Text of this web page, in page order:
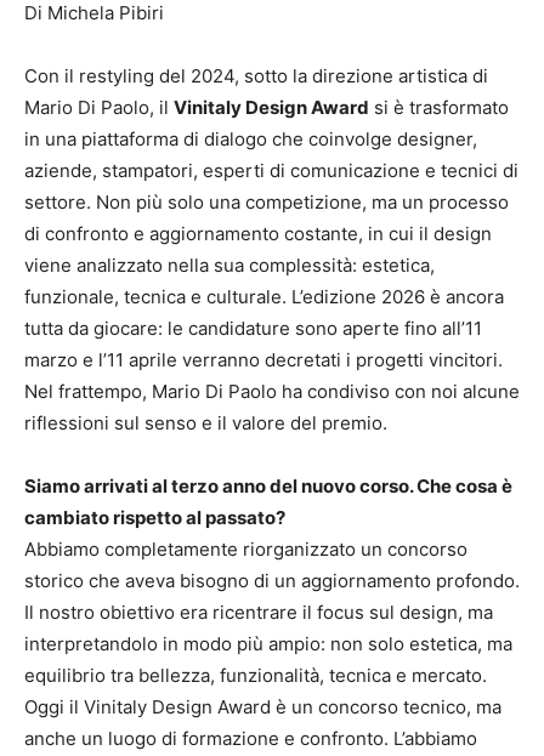
Di Michela Pibiri
Con il restyling del 2024, sotto la direzione artistica di
Mario Di Paolo, il Vinitaly Design Award si è trasformato
in una piattaforma di dialogo che coinvolge designer,
aziende, stampatori, esperti di comunicazione e tecnici di
settore. Non più solo una competizione, ma un processo
di confronto e aggiornamento costante, in cui il design
viene analizzato nella sua complessità: estetica,
funzionale, tecnica e culturale. L’edizione 2026 è ancora
tutta da giocare: le candidature sono aperte fino all’11
marzo e l’11 aprile verranno decretati i progetti vincitori.
Nel frattempo, Mario Di Paolo ha condiviso con noi alcune
riflessioni sul senso e il valore del premio.
Siamo arrivati al terzo anno del nuovo corso. Che cosa è
cambiato rispetto al passato?
Abbiamo completamente riorganizzato un concorso
storico che aveva bisogno di un aggiornamento profondo.
Il nostro obiettivo era ricentrare il focus sul design, ma
interpretandolo in modo più ampio: non solo estetica, ma
equilibrio tra bellezza, funzionalità, tecnica e mercato.
Oggi il Vinitaly Design Award è un concorso tecnico, ma
anche un luogo di formazione e confronto. L’abbiamo